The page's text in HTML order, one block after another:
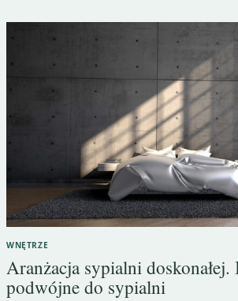
WNĘTRZE
Aranżacja sypialni doskonałej.
podwójne do sypialni